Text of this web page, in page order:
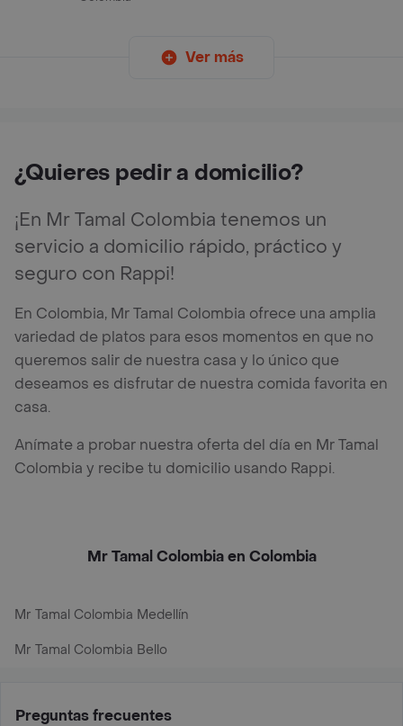
Ver más
¿Quieres pedir a domicilio?
¡En Mr Tamal Colombia tenemos un
servicio a domicilio rápido, práctico y
seguro con Rappi!
En Colombia, Mr Tamal Colombia ofrece una amplia
variedad de platos para esos momentos en que no
queremos salir de nuestra casa y lo único que
deseamos es disfrutar de nuestra comida favorita en
casa.
Anímate a probar nuestra oferta del día en Mr Tamal
Colombia y recibe tu domicilio usando Rappi.
Mr Tamal Colombia en Colombia
Mr Tamal Colombia Medellín
Mr Tamal Colombia Bello
Preguntas frecuentes